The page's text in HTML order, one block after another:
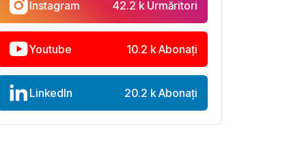
Instagram 42.2 k Urmăritori
Youtube 10.2 k Abonați
LinkedIn 20.2 k Abonați